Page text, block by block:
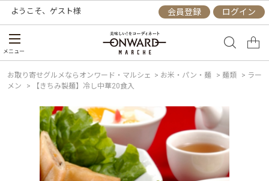
ようこそ、 ゲスト様 会員登録 ログイン
メニュー
お取り寄せグルメならオンワード・マルシェ > お米・パン・麺 > 麺類 > ラー
メン
> 【きちみ製麺】冷し中華20食入